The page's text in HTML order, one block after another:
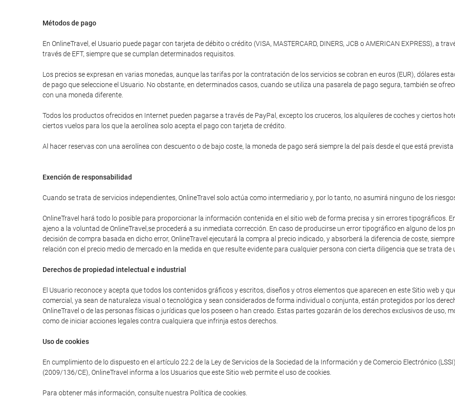
Métodos de pago
En OnlineTravel, el Usuario puede pagar con tarjeta de débito o crédito (VISA, MASTERCARD, DINERS, JCB o AMERICAN EXPRESS), a
través de EFT, siempre que se cumplan determinados requisitos.
Los precios se expresan en varias monedas, aunque las tarifas por la contratación de los servicios se cobran en euros (EUR), dólares
de pago que seleccione el Usuario. No obstante, en determinados casos, cuando se utiliza una pasarela de pago segura, también se
con una moneda diferente.
Todos los productos ofrecidos en Internet pueden pagarse a través de PayPal, excepto los cruceros, los alquileres de coches y ciertos
ciertos vuelos para los que la aerolínea solo acepta el pago con tarjeta de crédito.
Al hacer reservas con una aerolínea con descuento o de bajo coste, la moneda de pago será siempre la del país desde el que está prevista
Exención de responsabilidad
Cuando se trata de servicios independientes, OnlineTravel solo actúa como intermediario y, por lo tanto, no asumirá ninguno de los
OnlineTravel hará todo lo posible para proporcionar la información contenida en el sitio web de forma precisa y sin errores tipográficos.
ajeno a la voluntad de OnlineTravel,se procederá a su inmediata corrección. En caso de producirse un error tipográfico en alguno de los
decisión de compra basada en dicho error, OnlineTravel ejecutará la compra al precio indicado, y absorberá la diferencia de coste,
relación con el precio medio de mercado en la medida en que resulte evidente para cualquier persona con cierta diligencia que se trata de
Derechos de propiedad intelectual e industrial
El Usuario reconoce y acepta que todos los contenidos gráficos y escritos, diseños y otros elementos que aparecen en este Sitio web y
comercial, ya sean de naturaleza visual o tecnológica y sean considerados de forma individual o conjunta, están protegidos por los
OnlineTravel o de las personas físicas o jurídicas que los poseen o han creado. Estas partes gozarán de los derechos exclusivos de uso,
como de iniciar acciones legales contra cualquiera que infrinja estos derechos.
Uso de cookies
En cumplimiento de lo dispuesto en el artículo 22.2 de la Ley de Servicios de la Sociedad de la Información y de Comercio Electrónico
(2009/136/CE), OnlineTravel informa a los Usuarios que este Sitio web permite el uso de cookies.
Para obtener más información, consulte nuestra Política de cookies.